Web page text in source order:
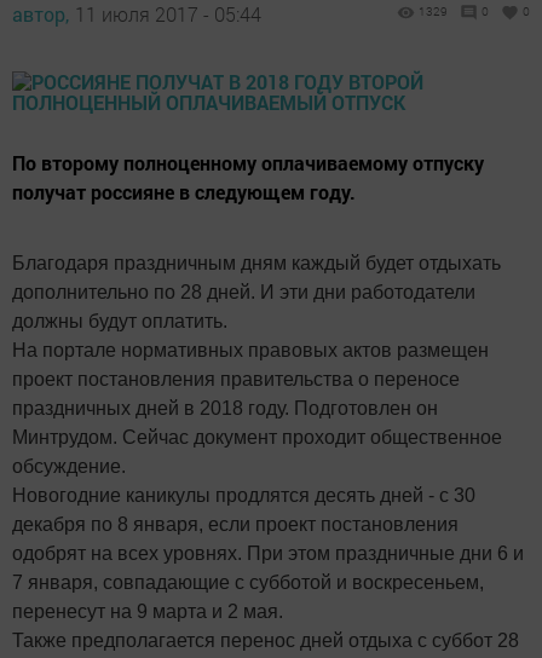
автор, 11 июля 2017 - 05:44 1329 0 0
По второму полноценному оплачиваемому отпуску
получат россияне в следующем году.
Благодаря праздничным дням каждый будет отдыхать
дополнительно по 28 дней. И эти дни работодатели
должны будут оплатить.
На портале нормативных правовых актов размещен
проект постановления правительства о переносе
праздничных дней в 2018 году. Подготовлен он
Минтрудом. Сейчас документ проходит общественное
обсуждение.
Новогодние каникулы продлятся десять дней - с 30
декабря по 8 января, если проект постановления
одобрят на всех уровнях. При этом праздничные дни 6 и
7 января, совпадающие с субботой и воскресеньем,
перенесут на 9 марта и 2 мая.
Также предполагается перенос дней отдыха с суббот 28